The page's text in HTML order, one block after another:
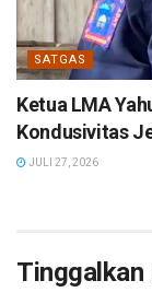
SATGAS
Ketua LMA
Kondusivitas
JULI 27, 2026
Tinggalkan